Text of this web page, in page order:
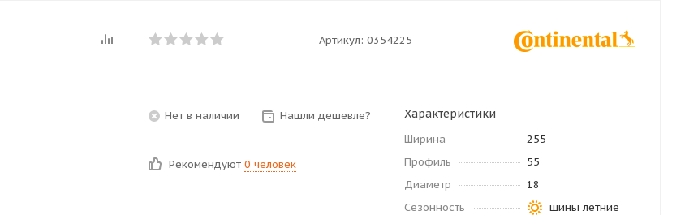
Артикул: 0354225
Нет в наличии Нашли дешевле?
Рекомендуют 0 человек
Характеристики
Ширина
255
Профиль
55
Диаметр
18
Сезонность
шины летние